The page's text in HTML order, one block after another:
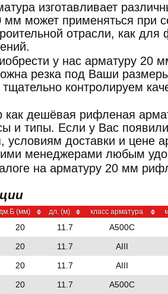
изготавливает
может применяться при
отрасли, как
у нас арматуру 20
резка под Ваши
контролируем
дешёвая рифленая
и типы. Если у Вас
условиям доставки и
менеджерами любым
на арматуру 20 мм
(мм) дл. (м) класс арматура
20 11.7
A500C
20 11.7
AIII
20 11.7
AIII
20 11.7
A500C